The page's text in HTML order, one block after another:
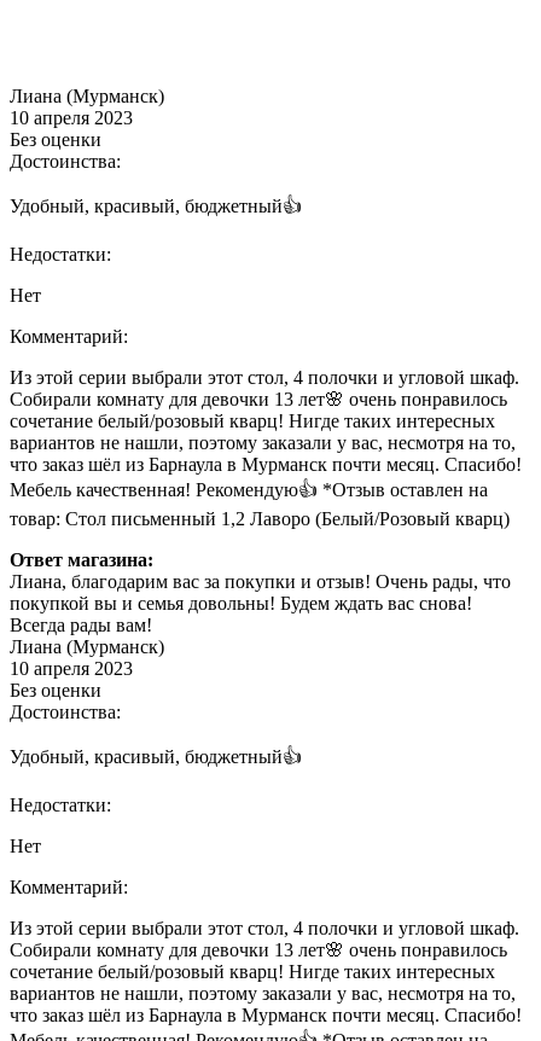
Лиана (Мурманск)
10 апреля 2023
Без оценки
Достоинства:
Удобный, красивый, бюджетный👍
Недостатки:
Нет
Комментарий:
Из этой серии выбрали этот стол, 4 полочки и угловой шкаф.
Собирали комнату для девочки 13 лет🌸 очень понравилось
сочетание белый/розовый кварц! Нигде таких интересных
вариантов не нашли, поэтому заказали у вас, несмотря на то,
что заказ шёл из Барнаула в Мурманск почти месяц. Спасибо!
Мебель качественная! Рекомендую👍 *Отзыв оставлен на
товар: Стол письменный 1,2 Лаворо (Белый/Розовый кварц)
Ответ магазина:
Лиана, благодарим вас за покупки и отзыв! Очень рады, что
покупкой вы и семья довольны! Будем ждать вас снова!
Всегда рады вам!
Лиана (Мурманск)
10 апреля 2023
Без оценки
Достоинства:
Удобный, красивый, бюджетный👍
Недостатки:
Нет
Комментарий:
Из этой серии выбрали этот стол, 4 полочки и угловой шкаф.
Собирали комнату для девочки 13 лет🌸 очень понравилось
сочетание белый/розовый кварц! Нигде таких интересных
вариантов не нашли, поэтому заказали у вас, несмотря на то,
что заказ шёл из Барнаула в Мурманск почти месяц. Спасибо!